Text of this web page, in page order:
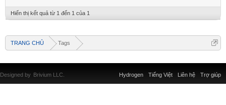
Hiển thị kết quả từ 1 đến 1 của 1
TRANG CHỦ Tags
Liên hệ Trợ giúp
Hydrogen Tiếng Việt
Designed by Brivium LLC.